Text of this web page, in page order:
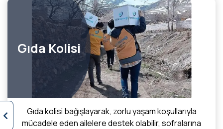
Gıda Kolisi
Gıda kolisi bağışlayarak, zorlu yaşam koşullarıyla
mücadele eden ailelere destek olabilir, sofralarına